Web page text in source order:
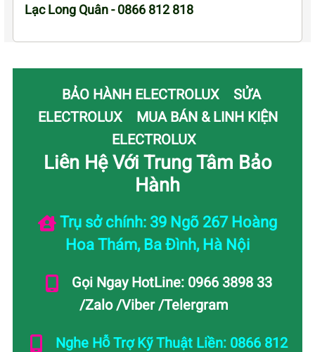
Lạc Long Quân - 0866 812 818
BẢO HÀNH ELECTROLUX
SỬA
ELECTROLUX
MUA BÁN & LINH KIỆN
ELECTROLUX
Liên Hệ Với Trung Tâm Bảo
Hành
Trụ sở chính: 39 Ngõ 267 Hoàng
Hoa Thám, Ba Đình, Hà Nội
Gọi Ngay HotLine: 0966 3898 33
/Zalo /Viber /Telergram
Nghe Hỗ Trợ Kỹ Thuật Liền: 0866 812